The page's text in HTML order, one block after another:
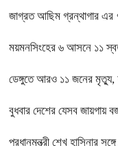
জাগ্রত আছিম গ্রন্থাগার এর
ময়মনসিংহের ৬ আসনে ১১
ডেঙ্গুতে আরও ১১ জনের মৃত্যু,
বুধবার দেশের যেসব জায়গায়
প্রধানমন্ত্রী শেখ হাসিনার